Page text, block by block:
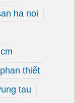
ha noi
thiết
tau